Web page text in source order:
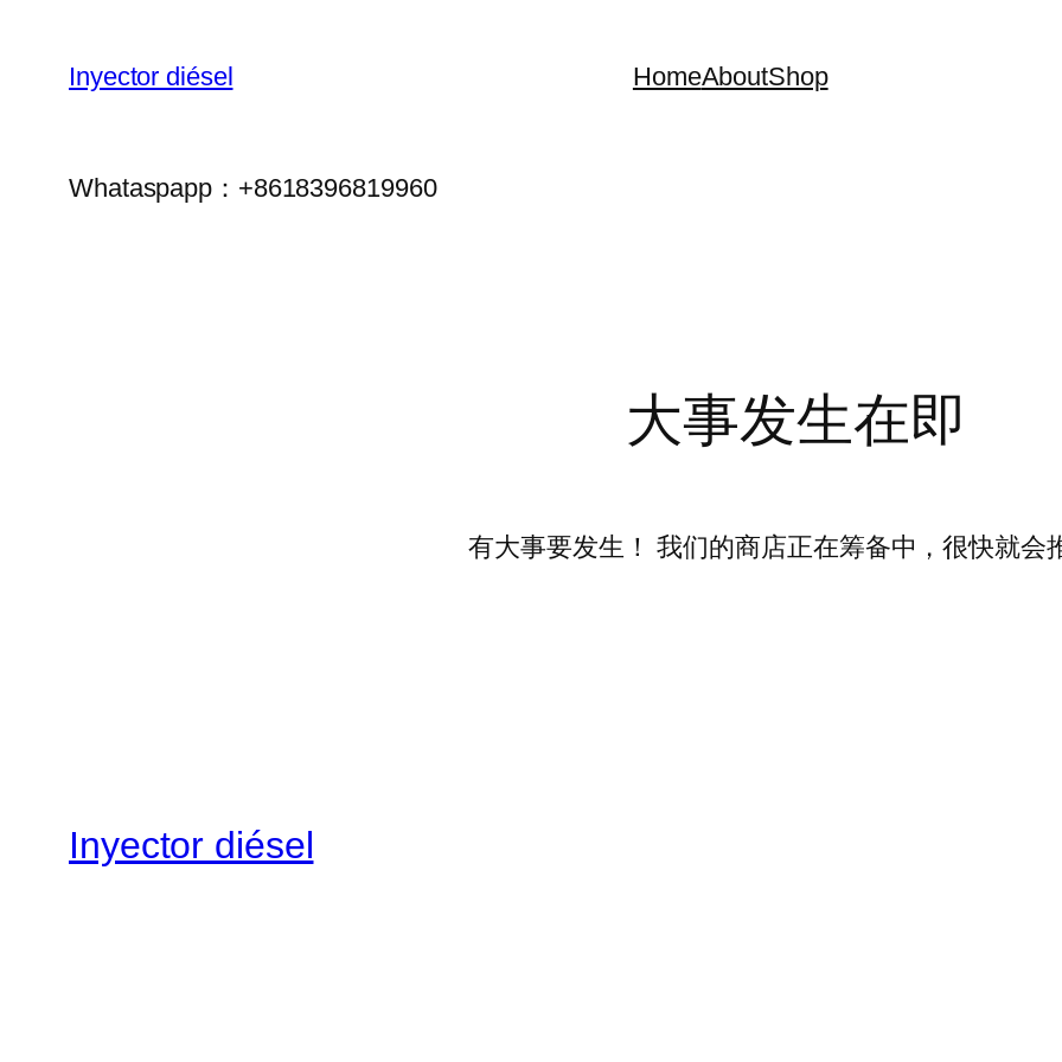
Inyector diésel HomeAboutShop
Whataspapp：+8618396819960
大事发生在即
有大事要发生！ 我们的商店正在筹备中，很快就会
Inyector diésel